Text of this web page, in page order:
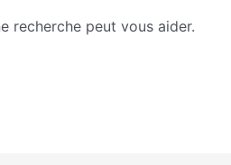
recherche peut vous aider.